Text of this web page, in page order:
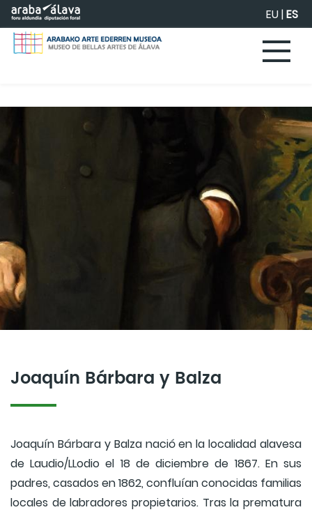
Saltar al contenido principal EU|ES
Joaquín Bárbara y Balza
Joaquín Bárbara y Balza nació en la localidad alavesa
de Laudio/LLodio el 18 de diciembre de 1867. En sus
padres, casados en 1862, confluían conocidas familias
locales de labradores propietarios. Tras la prematura